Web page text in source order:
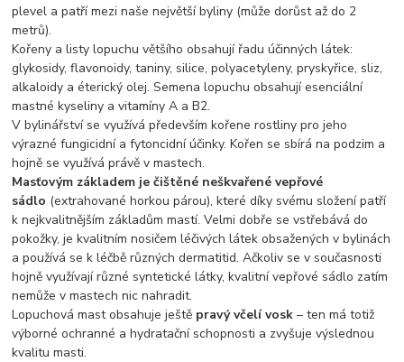
plevel a patří mezi naše největší byliny (může dorůst až do 2
metrů).
Kořeny a listy lopuchu většího obsahují řadu účinných látek:
glykosidy, flavonoidy, taniny, silice, polyacetyleny, pryskyřice, sliz,
alkaloidy a éterický olej. Semena lopuchu obsahují esenciální
mastné kyseliny a vitamíny A a B2.
V bylinářství se využívá především kořene rostliny pro jeho
výrazné fungicidní a fytoncidní účinky. Kořen se sbírá na podzim a
hojně se využívá právě v mastech.
Masťovým základem je čištěné neškvařené vepřové
sádlo (extrahované horkou párou), které díky svému složení patří
k nejkvalitnějším základům mastí. Velmi dobře se vstřebává do
pokožky, je kvalitním nosičem léčivých látek obsažených v bylinách
a používá se k léčbě různých dermatitid. Ačkoliv se v současnosti
hojně využívají různé syntetické látky, kvalitní vepřové sádlo zatím
nemůže v mastech nic nahradit.
Lopuchová mast obsahuje ještě pravý včelí vosk – ten má totiž
výborné ochranné a hydratační schopnosti a zvyšuje výslednou
kvalitu masti.